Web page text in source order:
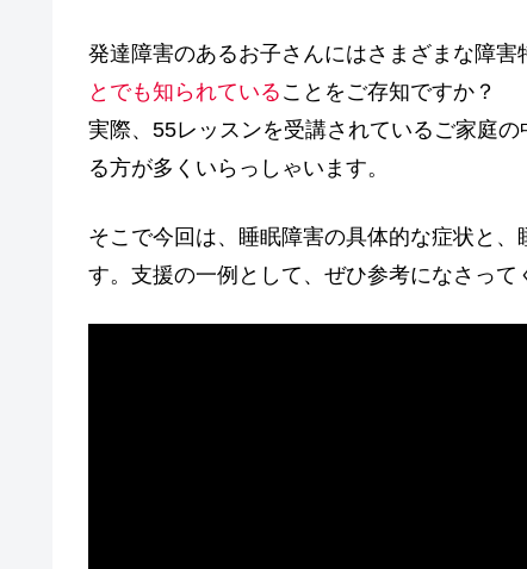
発達障害のあるお子さんにはさまざまな障害
とでも知られている ことをご存知ですか？
実際、55レッスンを受講されているご家庭
る方が多くいらっしゃいます。
そこで今回は、 睡眠障害の具体的な症状と、
す。支援の一例として、ぜひ参考になさって